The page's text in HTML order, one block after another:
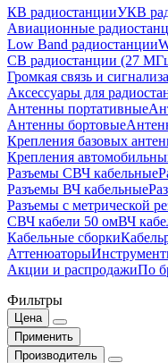
КВ радиостанцииУКВ
Авиационные
Low Band радиостанции
CB радиостанции (27
Громкая связь и
Аксессуары для
Антенны портативные
Антенны бортовые
Крепления базовых
Крепления
Разъемы СВЧ кабельные
Разъемы ВЧ кабельные
Разъемы с метрической
СВЧ кабели 50 омВЧ
Кабельные сборки
Аттенюаторы
Акции и распродажиПо
Фильтры
Цена
Применить
Производитель